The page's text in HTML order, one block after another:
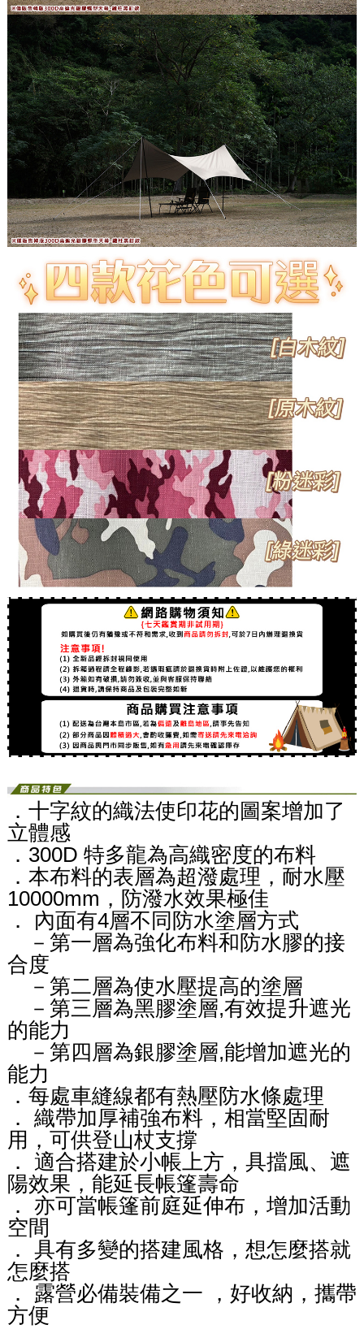
．十字紋的織法使印花的圖案增加了
立體感
．300D 特多龍為高織密度的布料
．本布料的表層為超潑處理，耐水壓
10000mm，防潑水效果極佳
． 內面有4層不同防水塗層方式
－第一層為強化布料和防水膠的接
合度
－第二層為使水壓提高的塗層
－第三層為黑膠塗層,有效提升遮光
的能力
－第四層為銀膠塗層,能增加遮光的
能力
．每處車縫線都有熱壓防水條處理
． 織帶加厚補強布料，相當堅固耐
用，可供登山杖支撐
． 適合搭建於小帳上方，具擋風、遮
陽效果，能延長帳篷壽命
． 亦可當帳篷前庭延伸布，增加活動
空間
． 具有多變的搭建風格，想怎麼搭就
怎麼搭
． 露營必備裝備之一 ，好收納，攜帶
方便